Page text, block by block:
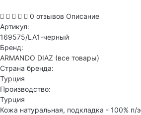
0 отзывов Описание
Артикул:
169575/LA1-черный
Бренд:
ARMANDO DIAZ (все товары)
Страна бренда:
Турция
Производство:
Турция
Кожа натуральная, подкладка - 100% п/э